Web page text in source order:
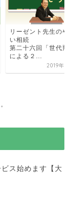
リーゼント先生のや
い相続
第二十六回「世代飛
による２...
2019年6
ス始めます【大